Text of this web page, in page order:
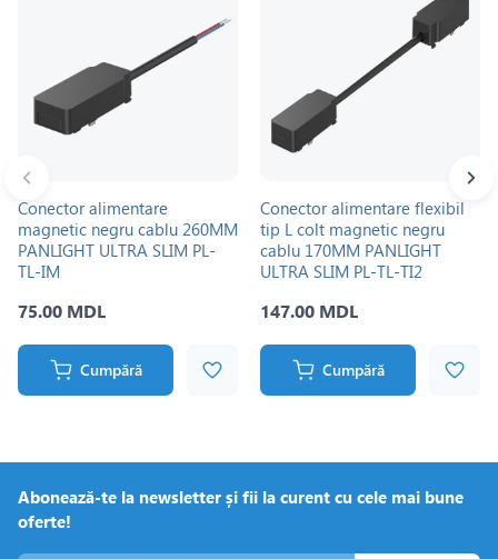
Conector alimentare
magnetic negru cablu 260MM
PANLIGHT ULTRA SLIM PL-
TL-IM
75.00 MDL
Cumpără
Conector alimentare flexibil
tip L colt magnetic negru
cablu 170MM PANLIGHT
ULTRA SLIM PL-TL-TI2
147.00 MDL
Cumpără
Abonează-te la newsletter și fii la curent cu cele mai bune
oferte!